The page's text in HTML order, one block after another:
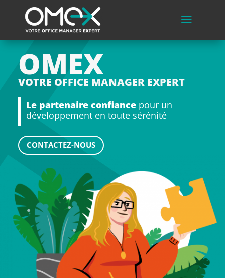
a
OMEX
VOTRE OFFICE MANAGER EXPERT
Le partenaire confiance pour un
développement en toute sérénité
CONTACTEZ-NOUS